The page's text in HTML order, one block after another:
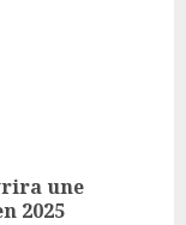
une
2025